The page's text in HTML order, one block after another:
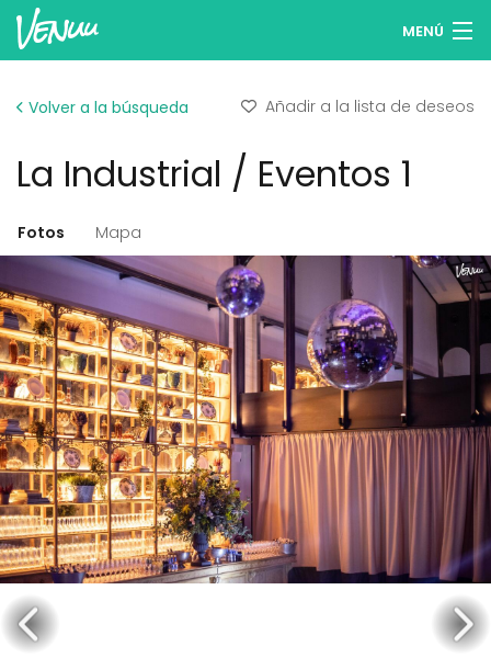
MENÚ
Iniciar sesión
Publicar tu espacio
Volver a la búsqueda Añadir a la lista de deseos
La Industrial / Eventos 1
Fotos Mapa